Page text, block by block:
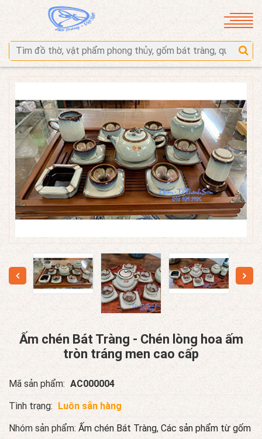
Ấm chén Bát Tràng - Chén lòng hoa ấm
tròn tráng men cao cấp
Mã sản phẩm: AC000004
Tình trạng: Luôn sẵn hàng
Nhóm sản phẩm: Ấm chén Bát Tràng, Các sản phẩm từ gốm